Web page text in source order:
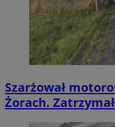
Szarżował
Żorach.